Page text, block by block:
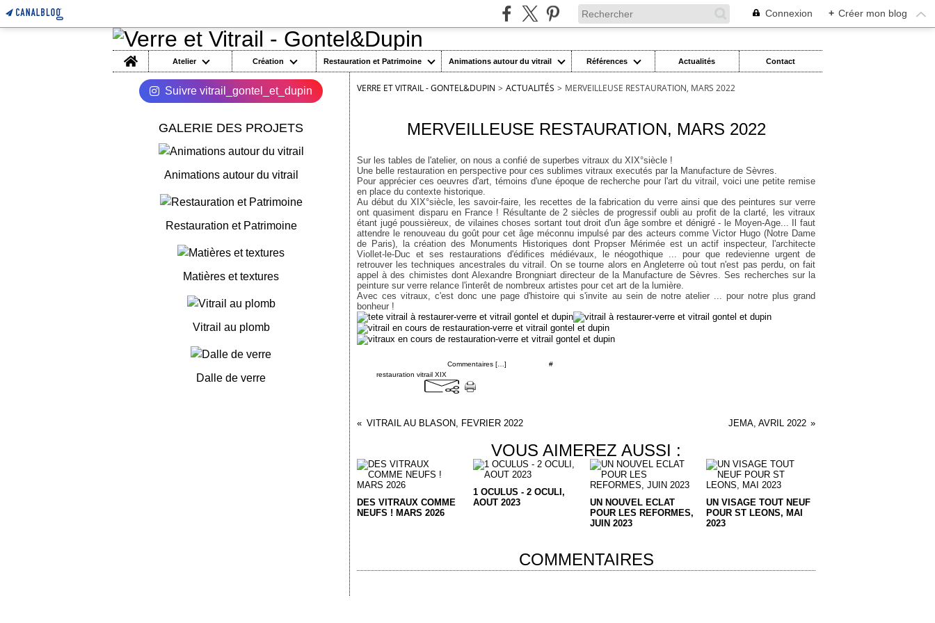
Connexion + Créer mon blog
Home
Atelier Création Restauration et Patrimoine Animations autour du vitrail Références Actualités Contact
Suivre vitrail_gontel_et_dupin
GALERIE DES PROJETS
Animations autour du vitrail
Restauration et Patrimoine
Matières et textures
Vitrail au plomb
Dalle de verre
VERRE ET VITRAIL - GONTEL&DUPIN > ACTUALITÉS > MERVEILLEUSE RESTAURATION, MARS 2022
MERVEILLEUSE RESTAURATION, MARS 2022
Sur les tables de l'atelier, on nous a confié de superbes vitraux du XIX°siècle !
Une belle restauration en perspective pour ces sublimes vitraux executés par la Manufacture de Sèvres.
Pour apprécier ces oeuvres d'art, témoins d'une époque de recherche pour l'art du vitrail, voici une petite remise
en place du contexte historique.
Au début du XIX°siècle, les savoir-faire, les recettes de la fabrication du verre ainsi que des peintures sur verre
ont quasiment disparu en France ! Résultante de 2 siècles de progressif oubli au profit de la clarté, les vitraux
étant jugé poussièreux, de vilaines choses sortant tout droit d'un âge sombre et dénigré - le Moyen-Age... Il faut
attendre le renouveau du goût pour cet âge méconnu impulsé par des acteurs comme Victor Hugo (Notre Dame
de Paris), la création des Monuments Historiques dont Propser Mérimée est un actif inspecteur, l'architecte
Viollet-le-Duc et ses restaurations d'édifices médiévaux, le néogothique ... pour que redevienne urgent de
retrouver les techniques ancestrales du vitrail. On se tourne alors en Angleterre où tout n'est pas perdu, on fait
appel à des chimistes dont Alexandre Brongniart directeur de la Manufacture de Sèvres. Ses recherches sur la
peinture sur verre relance l'interêt de nombreux artistes pour cet art de la lumière.
Avec ces vitraux, c'est donc une page d'histoire qui s'invite au sein de notre atelier ... pour notre plus grand
bonheur !
Commentaires [ ] #
restauration vitrail XIX
VITRAIL AU BLASON, FEVRIER 2022 JEMA, AVRIL 2022
VOUS AIMEREZ AUSSI :
DES VITRAUX COMME
NEUFS ! MARS 2026
1 OCULUS - 2 OCULI,
AOUT 2023
UN NOUVEL ECLAT
POUR LES REFORMES,
JUIN 2023
UN VISAGE TOUT NEUF
POUR ST LEONS, MAI
2023
COMMENTAIRES